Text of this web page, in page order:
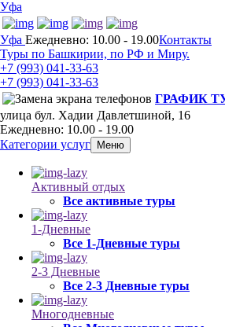
Уфа
Уфа Ежедневно: 10.00 - 19.00Контакты
Туры по Башкирии, по РФ и Миру.
+7 (993) 041-33-63
+7 (993) 041-33-63
ГРАФИК
улица бул. Хадии Давлетшиной, 16
Ежедневно: 10.00 - 19.00
Категории услуг
Меню
Активный отдых
Все активные туры
1-Дневные
Все 1-Дневные туры
2-3 Дневные
Все 2-3 Дневные туры
Многодневные